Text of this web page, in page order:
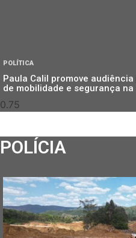
POLÍTICA
Paula Calil promove
de mobilidade e segurança
POLÍCIA